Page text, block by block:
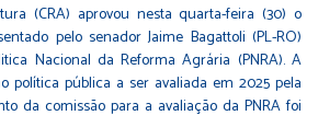
(CRA) aprovou nesta quarta-feira (30) o
pelo senador Jaime Bagattoli (PL-RO)
Nacional da Reforma Agrária (PNRA). A
política pública a ser avaliada em 2025 pela
da comissão para a avaliação da PNRA foi